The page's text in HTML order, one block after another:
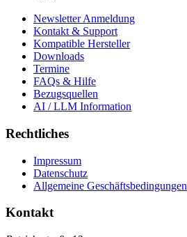
Newsletter Anmeldung
Kontakt & Support
Kompatible Hersteller
Downloads
Termine
FAQs & Hilfe
Bezugsquellen
AI / LLM Information
Rechtliches
Impressum
Datenschutz
Allgemeine Geschäftsbedingungen
Kontakt